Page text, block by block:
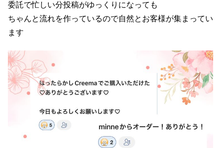
委託で忙しい分投稿がゆっくりになっても
ちゃんと流れを作っているので自然とお客様が集まってい
ます